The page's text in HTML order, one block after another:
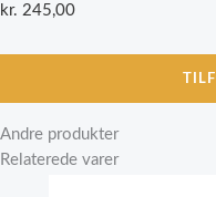
kr. 245,00
Andre produkter
Relaterede varer